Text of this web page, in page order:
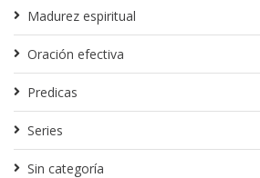
Madurez espiritual
Oración efectiva
Predicas
Series
Sin categoría